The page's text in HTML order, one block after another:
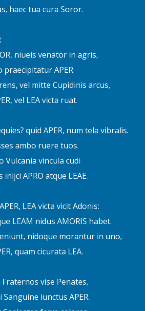
haec tua cura Soror.
niueis venator in agris,
praecipitatur APER.
vel mitte Cupidinis arcus,
vel LEA victa ruat.
quid APER, num tela vibralis.
ambo ruere tuos.
Vulcania vincula cudi
APRO atque LEAE.
LEA victa vicit Adonis:
LEAM nidus AMORIS habet.
nidoque morantur in uno,
quam cicurata LEA.
Fraternos vise Penates,
iunctus APER.